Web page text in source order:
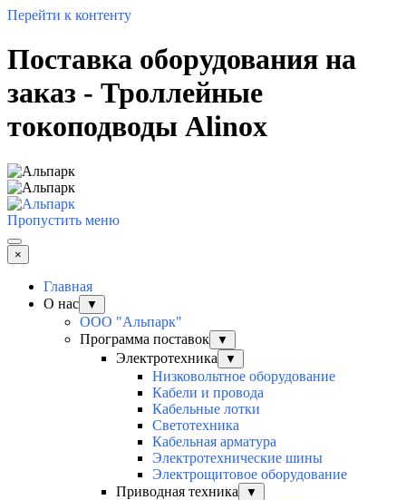
Перейти к контенту
Поставка оборудования на
заказ - Троллейные
токоподводы Alinox
Пропустить меню
×
Главная
О нас
▼
ООО "Альпарк"
Программа поставок
▼
Электротехника ▼
Низковольтное оборудование
Кабели и провода
Кабельные лотки
Светотехника
Кабельная арматура
Электротехнические шины
Электрощитовое оборудование
Приводная техника
▼